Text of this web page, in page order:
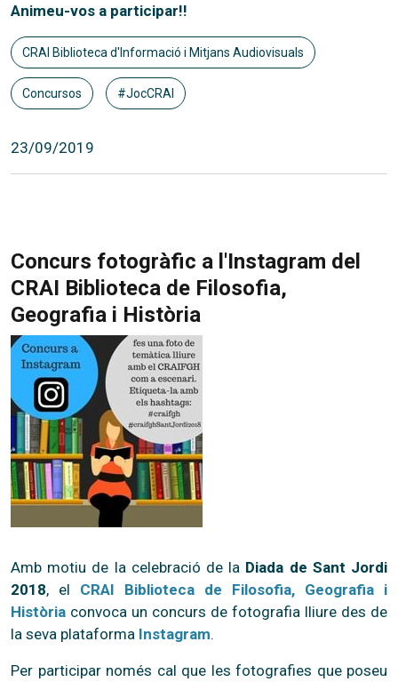
Animeu-vos a participar!!
CRAI Biblioteca d'Informació i Mitjans Audiovisuals
Concursos #JocCRAI
23/09/2019
Concurs fotogràfic a l'Instagram del
CRAI Biblioteca de Filosofia,
Geografia i Història
Amb motiu de la celebració de la Diada de Sant Jordi
2018, el CRAI Biblioteca de Filosofia, Geografia i
Història convoca un concurs de fotografia lliure des de
la seva plataforma Instagram.
Per participar només cal que les fotografies que poseu